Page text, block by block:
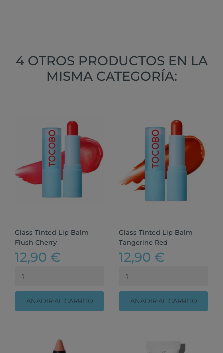
4 OTROS PRODUCTOS EN LA
MISMA CATEGORÍA:
Glass Tinted Lip Balm
Flush Cherry
12,90 €
AÑADIR AL CARRITO
Glass Tinted Lip Balm
Tangerine Red
12,90 €
AÑADIR AL CARRITO